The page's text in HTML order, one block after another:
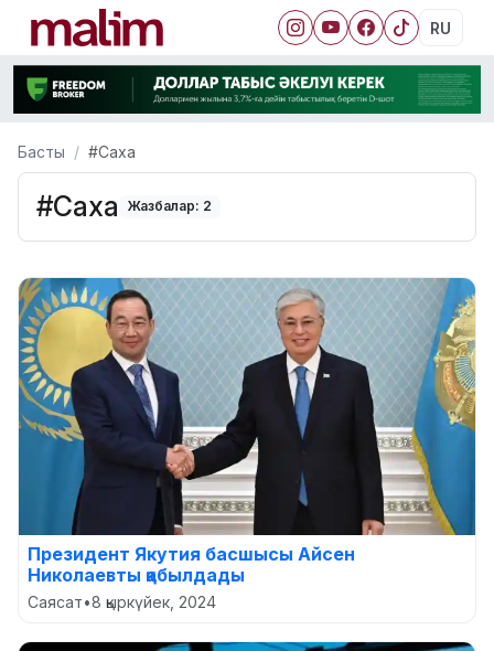
RU
Басты #Саха
#Саха Жазбалар: 2
Президент Якутия басшысы Айсен
Николаевты қабылдады
Саясат•8 қыркүйек, 2024